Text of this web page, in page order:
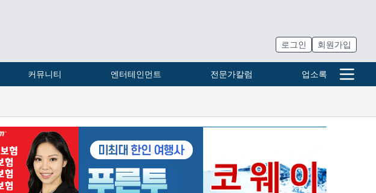
로그인 회원가입
커뮤니티 엔터테인먼트 전문가칼럼 업소록